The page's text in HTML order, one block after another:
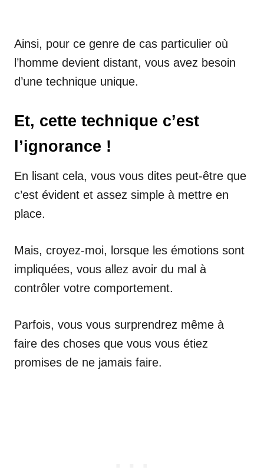
Ainsi, pour ce genre de cas particulier où
l’homme devient distant, vous avez besoin
d’une technique unique.
Et, cette technique c’est
l’ignorance !
En lisant cela, vous vous dites peut-être que
c’est évident et assez simple à mettre en
place.
Mais, croyez-moi, lorsque les émotions sont
impliquées, vous allez avoir du mal à
contrôler votre comportement.
Parfois, vous vous surprendrez même à
faire des choses que vous vous étiez
promises de ne jamais faire.